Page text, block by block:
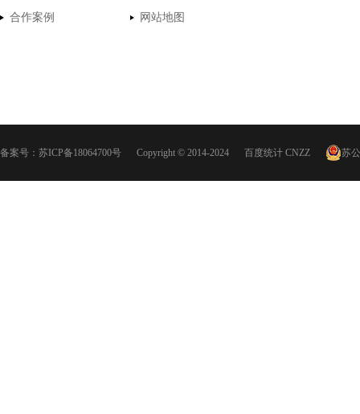
合作案例
网站地图
备案号： 苏ICP备18064700号 Copyright © 2014-2024 百度统计 CNZZ 苏